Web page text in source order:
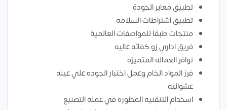
تطبيق معاير الجودة
تطبيق اشتراطات السلامه
منتجات طبقا للمواصفات العالمية
فريق اداري زو كفائه عاليه
توافر العماله المتميزه
فرز المواد الخام وعمل اختبار الجوده علي عينه
عشوائيه
اسخدام التنقنيه المطوره في عمله التصنيع